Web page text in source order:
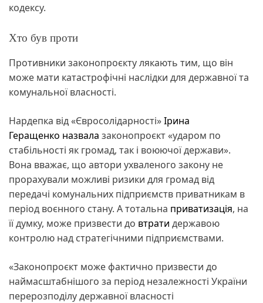
кодексу.
Хто був проти
Противники законопроєкту лякають тим, що він
може мати катастрофічні наслідки для державної та
комунальної власності.
Нардепка від «Євросолідарності»Ірина
Геращенко назвала законопроєкт «ударом по
стабільності як громад, так і воюючої держави».
Вона вважає, що автори ухваленого закону не
прорахували можливі ризики для громад від
передачі комунальних підприємств приватникам в
період воєнного стану. А тотальна приватизація, на
її думку, може призвести до втрати державою
контролю над стратегічними підприємствами.
«Законопроєкт може фактично призвести до
наймасштабнішого за період незалежності України
перерозподілу державної власності